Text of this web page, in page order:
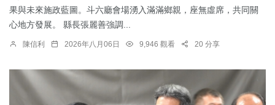
果與未來施政藍圖。斗六廳會場湧入滿滿鄉親，座無虛席，共同關
心地方發展。 縣長張麗善強調...
陳信利 2026年八月06日 9,946 觀看 20 分享